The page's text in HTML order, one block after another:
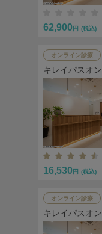
62,900 円 (税込)
オンライン診療
キレイパスオ
16,530 円 (税込)
オンライン診療
キレイパスオ